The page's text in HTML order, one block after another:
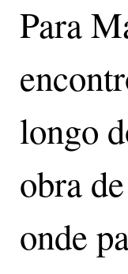
Para
longo
obra
onde